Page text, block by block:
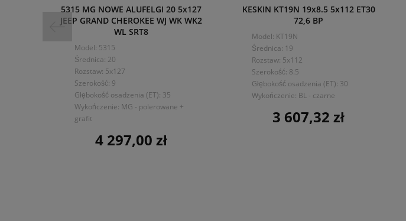
5315 MG NOWE ALUFELGI 20 5x127
JEEP GRAND CHEROKEE WJ WK WK2
WL SRT8
Model: 5315
Średnica: 20
Rozstaw: 5x127
Szerokość: 9
Głębokość osadzenia (ET): 35
Wykończenie: MG - polerowane +
grafit
Cena
4 297,00 zł
KESKIN KT19N 19x8.5 5x112 ET30
72,6 BP
Model: KT19N
Średnica: 19
Rozstaw: 5x112
Szerokość: 8.5
Głębokość osadzenia (ET): 30
Wykończenie: BL - czarne
Cena
3 607,32 zł